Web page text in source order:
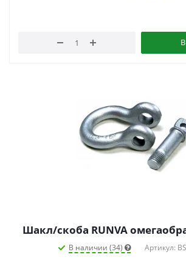
Шакл/скоба RUNVA
В наличии (34) Артикул: